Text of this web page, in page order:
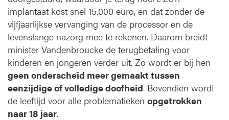
implantaat kost snel 15.000 euro, en dat zonder de
vijfjaarlijkse vervanging van de processor en de
levenslange nazorg mee te rekenen. Daarom breidt
minister Vandenbroucke de terugbetaling voor
kinderen en jongeren verder uit. Zo wordt er bij hen
geen onderscheid meer gemaakt tussen
eenzijdige of volledige doofheid. Bovendien wordt
de leeftijd voor alle problematieken opgetrokken
naar 18 jaar.